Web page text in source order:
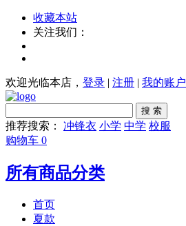
收藏本站
关注我们：
欢迎光临本店， 登录 | 注册 | 我的账户
搜 索
推荐搜索： 冲锋衣 小学 中学 校服
购物车 0
所有商品分类
首页
夏款